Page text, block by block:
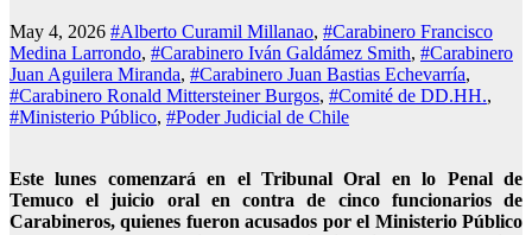
May 4, 2026 #Alberto Curamil Millanao, #Carabinero Francisco
Medina Larrondo, #Carabinero Iván Galdámez Smith, #Carabinero
Juan Aguilera Miranda, #Carabinero Juan Bastias Echevarría,
#Carabinero Ronald Mittersteiner Burgos, #Comité de DD.HH.,
#Ministerio Público, #Poder Judicial de Chile
Este lunes comenzará en el Tribunal Oral en lo Penal de
Temuco el juicio oral en contra de cinco funcionarios de
Carabineros, quienes fueron acusados por el Ministerio Público